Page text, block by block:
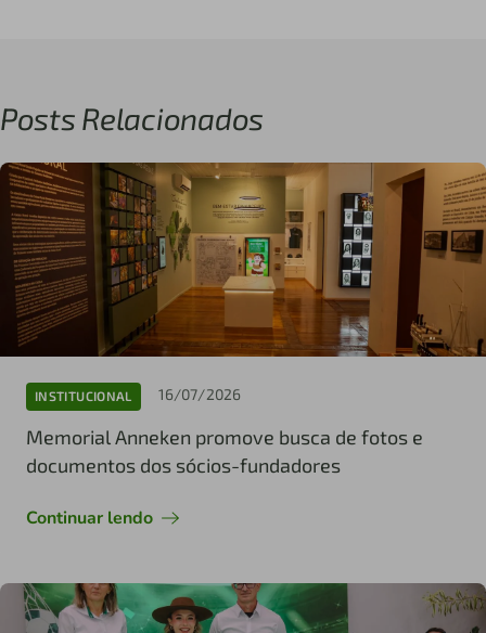
Posts Relacionados
INSTITUCIONAL 16/07/2026
Memorial Anneken promove busca de fotos e
documentos dos sócios-fundadores
Continuar lendo